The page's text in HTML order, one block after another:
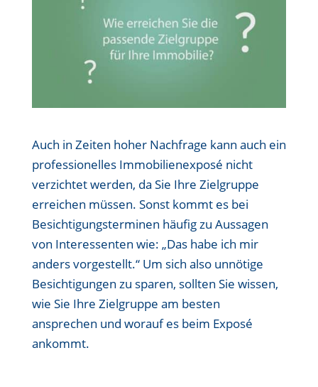
Auch in Zeiten hoher Nachfrage kann auch ein
professionelles Immobilienexposé nicht
verzichtet werden, da Sie Ihre Zielgruppe
erreichen müssen. Sonst kommt es bei
Besichtigungsterminen häufig zu Aussagen
von Interessenten wie: „Das habe ich mir
anders vorgestellt.“ Um sich also unnötige
Besichtigungen zu sparen, sollten Sie wissen,
wie Sie Ihre Zielgruppe am besten
ansprechen und worauf es beim Exposé
ankommt.